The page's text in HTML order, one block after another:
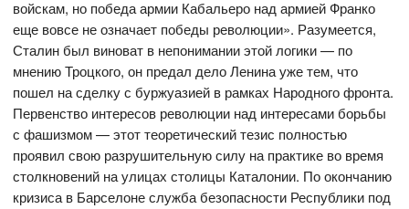
войскам, но победа армии Кабальеро над армией Франко
еще вовсе не означает победы революции». Разумеется,
Сталин был виноват в непонимании этой логики — по
мнению Троцкого, он предал дело Ленина уже тем, что
пошел на сделку с буржуазией в рамках Народного фронта.
Первенство интересов революции над интересами борьбы
с фашизмом — этот теоретический тезис полностью
проявил свою разрушительную силу на практике во время
столкновений на улицах столицы Каталонии. По окончанию
кризиса в Барселоне служба безопасности Республики под